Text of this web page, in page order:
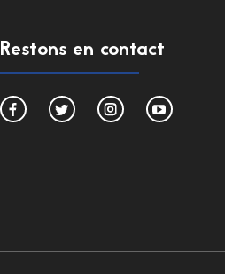
Restons en contact